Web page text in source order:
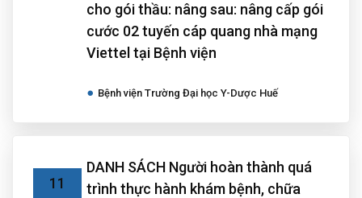
cho gói thầu: nâng sau: nâng cấp gói
cước 02 tuyến cáp quang nhà mạng
Viettel tại Bệnh viện
Bệnh viện Trường Đại học Y-Dược Huế
11
DANH SÁCH Người hoàn thành quá
trình thực hành khám bệnh, chữa